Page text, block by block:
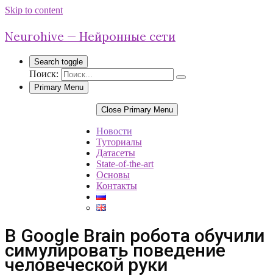
Skip to content
Neurohive — Нейронные сети
Search toggle
Поиск:
Primary Menu
Close Primary Menu
Новости
Туториалы
Датасеты
State-of-the-art
Основы
Контакты
В Google Brain робота обучили
симулировать поведение
человеческой руки